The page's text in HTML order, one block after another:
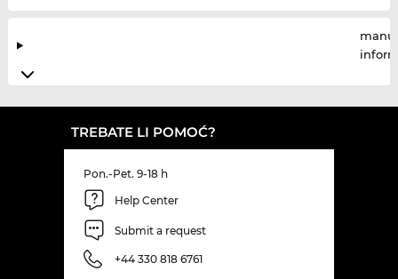
TREBATE LI POMOĆ?
Pon.-Pet. 9-18 h
Help Center
Submit a request
+44 330 818 6761